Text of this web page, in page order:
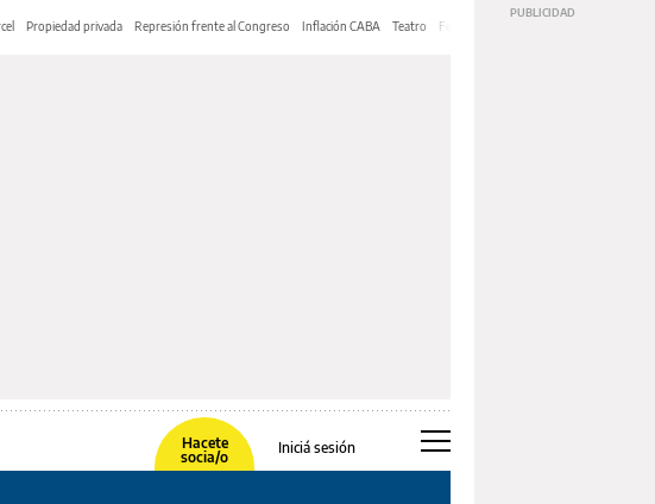
Propiedad privada Represión frente al Congreso Inflación CABA Teatro Feria de Editores
Hacete
socia/o
Iniciá sesión